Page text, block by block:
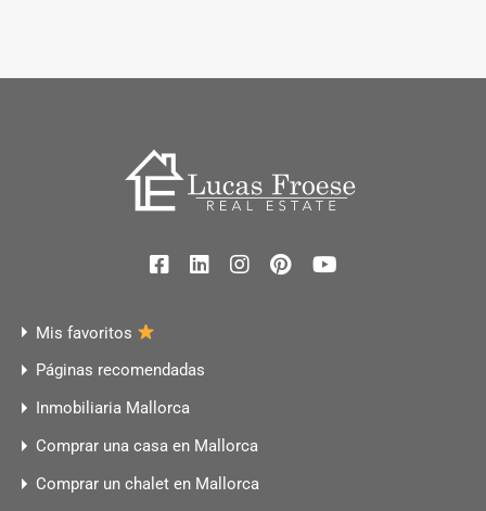
Mis favoritos
Páginas recomendadas
Inmobiliaria Mallorca
Comprar una casa en Mallorca
Comprar un chalet en Mallorca